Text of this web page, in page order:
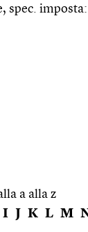
spec.
a alla z
I J K L M